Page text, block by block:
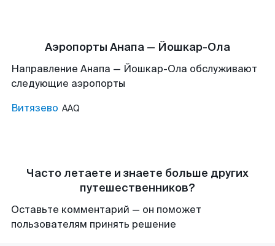
Аэропорты Анапа — Йошкар-Ола
Направление Анапа — Йошкар-Ола обслуживают
следующие аэропорты
Витязево AAQ
Часто летаете и знаете больше других
путешественников?
Оставьте комментарий — он поможет
пользователям принять решение